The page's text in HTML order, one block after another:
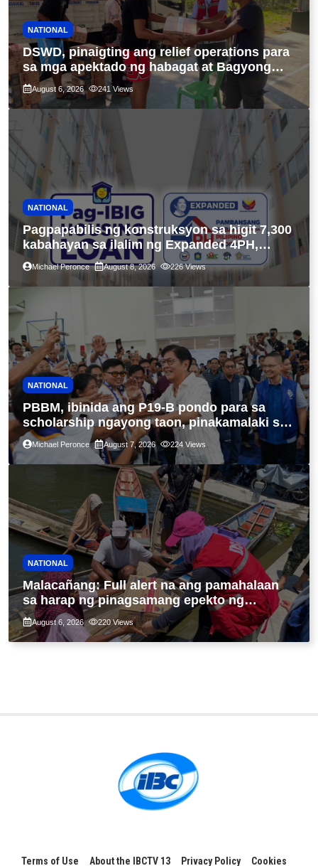
NATIONAL
DSWD, pinaigting ang relief operations para
sa mga apektado ng habagat at Bagyong
Luis, Maymay
August 6, 2026 241 Views
NATIONAL
Pagpapabilis ng konstruksyon sa higit 7,300
kabahayan sa ilalim ng Expanded 4PH,
posible na sa pagtutulungan ng Pag-IBIG at
P.A. Alvarez
Michael Peronce August 8, 2026 226 Views
NATIONAL
PBBM, ibinida ang P19-B pondo para sa
scholarship ngayong taon, pinakamalaki sa
kasaysayan ng TESDA
Michael Peronce August 7, 2026 224 Views
NATIONAL
Malacañang: Full alert na ang pamahalaan
sa harap ng pinagsamang epekto ng
Bagyong Maymay at habagat
August 6, 2026 220 Views
Terms of Use About the IBCTV 13 Privacy Policy Cookies